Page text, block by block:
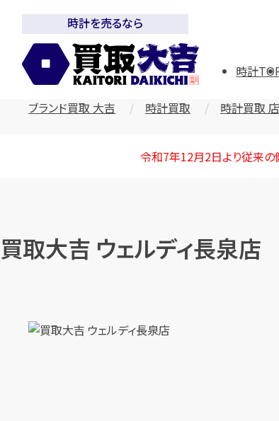
時計を売るなら
時計
ブランド買取 大吉 時計買取 時計買取
令和7年12月2日より従来の
買取大吉 ウェルディ長泉店